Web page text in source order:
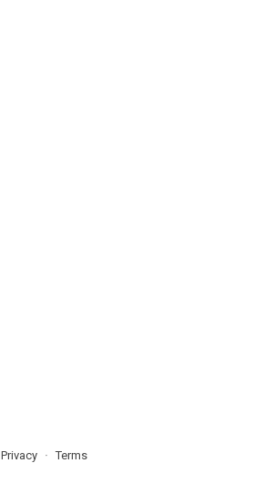
Privacy Terms